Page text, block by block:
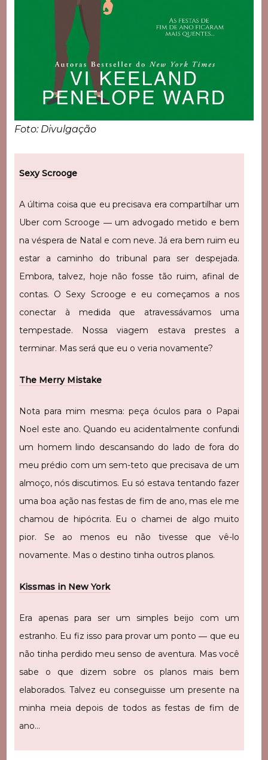
Foto: Divulgação
Sexy Scrooge
A última coisa que eu precisava era compartilhar um
Uber com Scrooge ― um advogado metido e bem
na véspera de Natal e com neve. Já era bem ruim eu
estar a caminho do tribunal para ser despejada.
Embora, talvez, hoje não fosse tão ruim, afinal de
contas. O Sexy Scrooge e eu começamos a nos
conectar à medida que atravessávamos uma
tempestade. Nossa viagem estava prestes a
terminar. Mas será que eu o veria novamente?
The Merry Mistake
Nota para mim mesma: peça óculos para o Papai
Noel este ano. Quando eu acidentalmente confundi
um homem lindo descansando do lado de fora do
meu prédio com um sem-teto que precisava de um
almoço, nós discutimos. Eu só estava tentando fazer
uma boa ação nas festas de fim de ano, mas ele me
chamou de hipócrita. Eu o chamei de algo muito
pior. Se ao menos eu não tivesse que vê-lo
novamente. Mas o destino tinha outros planos.
Kissmas in New York
Era apenas para ser um simples beijo com um
estranho. Eu fiz isso para provar um ponto ― que eu
não tinha perdido meu senso de aventura. Mas você
sabe o que dizem sobre os planos mais bem
elaborados. Talvez eu conseguisse um presente na
minha meia depois de todos as festas de fim de
ano…